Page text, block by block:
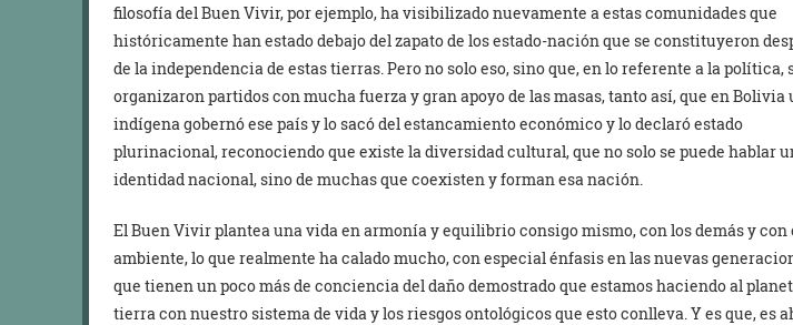
filosofía del Buen Vivir, por ejemplo, ha visibilizado nuevamente a estas comunidades que
históricamente han estado debajo del zapato de los estado-nación que se constituyeron
de la independencia de estas tierras. Pero no solo eso, sino que, en lo referente a la política,
organizaron partidos con mucha fuerza y gran apoyo de las masas, tanto así, que en Bolivia
indígena gobernó ese país y lo sacó del estancamiento económico y lo declaró estado
plurinacional, reconociendo que existe la diversidad cultural, que no solo se puede hablar
identidad nacional, sino de muchas que coexisten y forman esa nación.
El Buen Vivir plantea una vida en armonía y equilibrio consigo mismo, con los demás y con
ambiente, lo que realmente ha calado mucho, con especial énfasis en las nuevas
que tienen un poco más de conciencia del daño demostrado que estamos haciendo al
tierra con nuestro sistema de vida y los riesgos ontológicos que esto conlleva. Y es que, es